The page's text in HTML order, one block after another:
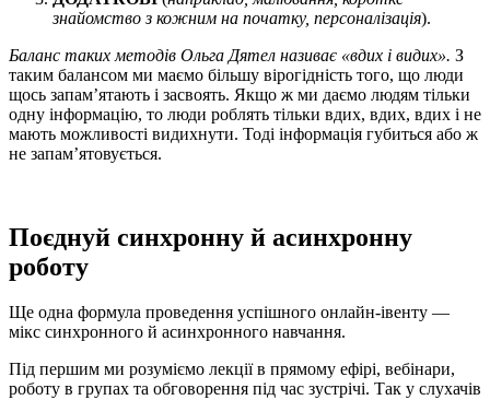
знайомство з кожним на початку, персоналізація).
Баланс таких методів Ольга Дятел називає «вдих і видих». З
таким балансом ми маємо більшу вірогідність того, що люди
щось запам’ятають і засвоять. Якщо ж ми даємо людям тільки
одну інформацію, то люди роблять тільки вдих, вдих, вдих і не
мають можливості видихнути. Тоді інформація губиться або ж
не запам’ятовується.
Поєднуй синхронну й асинхронну
роботу
Ще одна формула проведення успішного онлайн-івенту —
мікс синхронного й асинхронного навчання.
Під першим ми розуміємо лекції в прямому ефірі, вебінари,
роботу в групах та обговорення під час зустрічі. Так у слухачів